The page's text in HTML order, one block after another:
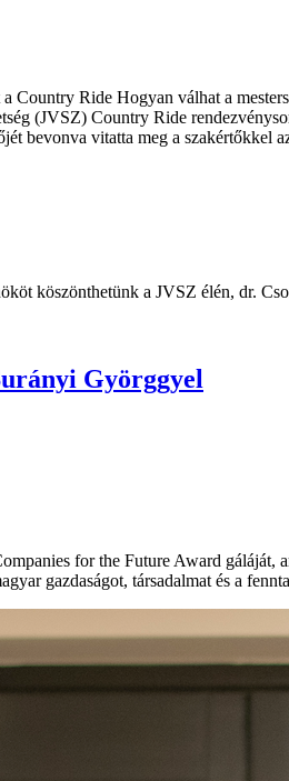
Ride Hogyan válhat a
(JVSZ) Country Ride
bevonva vitatta meg a
köszönthetünk a JVSZ élén, dr.
Györggyel
for the Future Award gáláját,
gazdaságot, társadalmat és a